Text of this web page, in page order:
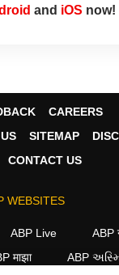
and iOS now!
CAREERS
SITEMAP
CONTACT US
WEBSITES
ABP Live
ABP
माझा
ABP